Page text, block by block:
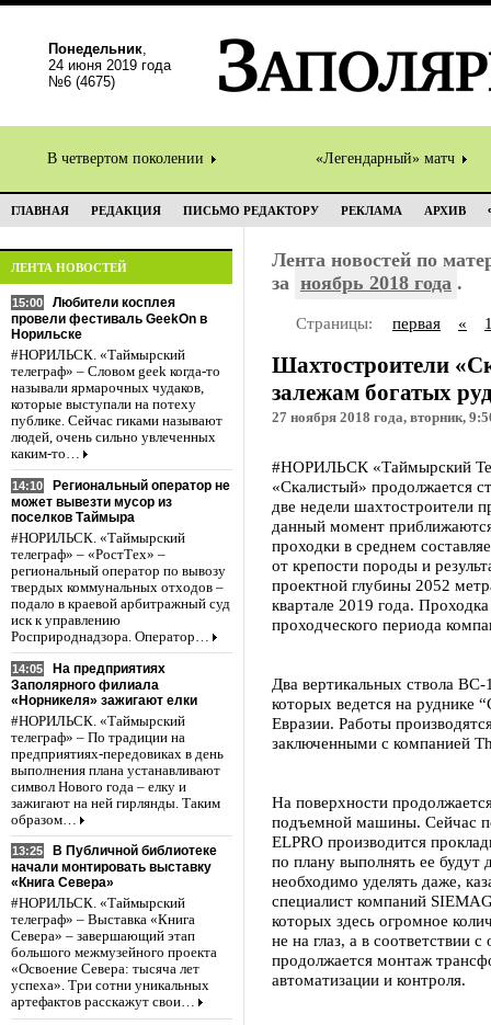
Понедельник,
24 июня 2019 года
№6 (4675)
В четвертом поколении «Легендарный» матч
ГЛАВНАЯ РЕДАКЦИЯ ПИСЬМО РЕДАКТОРУ РЕКЛАМА АРХИВ
ЛЕНТА НОВОСТЕЙ
15:00
Любители косплея
провели фестиваль GeekOn в
Норильске
#НОРИЛЬСК. «Таймырский
телеграф» – Словом geek когда-то
называли ярмарочных чудаков,
которые выступали на потеху
публике. Сейчас гиками называют
людей, очень сильно увлеченных
каким-то…
14:10
Региональный оператор не
может вывезти мусор из
поселков Таймыра
#НОРИЛЬСК. «Таймырский
телеграф» – «РостТех» –
региональный оператор по вывозу
твердых коммунальных отходов –
подало в краевой арбитражный суд
иск к управлению
Росприроднадзора. Оператор…
14:05
На предприятиях
Заполярного филиала
«Норникеля» зажигают елки
#НОРИЛЬСК. «Таймырский
телеграф» – По традиции на
предприятиях-передовиках в день
выполнения плана устанавливают
символ Нового года – елку и
зажигают на ней гирлянды. Таким
образом…
13:25
В Публичной библиотеке
начали монтировать выставку
«Книга Севера»
#НОРИЛЬСК. «Таймырский
телеграф» – Выставка «Книга
Севера» – завершающий этап
большого межмузейного проекта
«Освоение Севера: тысяча лет
успеха». Три сотни уникальных
артефактов расскажут свои…
Лента новостей по
за ноябрь 2018 года .
Страницы: первая «
Шахтостроители
залежам богатых
27 ноября 2018 года, вторник,
#НОРИЛЬСК «Таймырский
«Скалистый» продолжается
две недели шахтостроители
данный момент
проходки в среднем
от крепости породы и
проектной глубины 2052
квартале 2019 года.
проходческого периода
Два вертикальных ствола
которых ведется на руднике
Евразии. Работы
заключенными с компанией
На поверхности
подъемной машины. Сейчас
ELPRO производится
по плану выполнять ее будут
необходимо уделять даже,
специалист компаний
которых здесь огромное
не на глаз, а в соответствии
продолжается монтаж
автоматизации и контроля.